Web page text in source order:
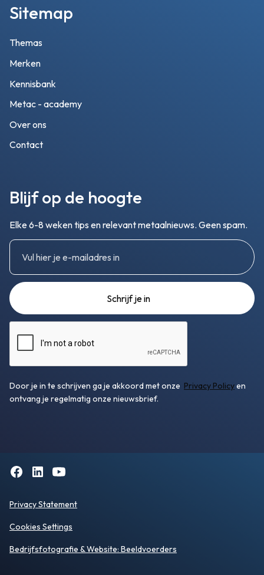
Sitemap
Themas
Merken
Kennisbank
Metac - academy
Over ons
Contact
Blijf op de hoogte
Elke 6-8 weken tips en relevant metaalnieuws. Geen spam.
Door je in te schrijven ga je akkoord met onze Privacy Policyen
ontvang je regelmatig onze nieuwsbrief.
Privacy Statement
Cookies Settings
Bedrijfsfotografie & Website: Beeldvoerders